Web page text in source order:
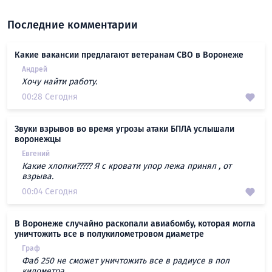
Последние комментарии
Какие вакансии предлагают ветеранам СВО в Воронеже
Андрей
Хочу найти работу.
00:28 Сегодня
Звуки взрывов во время угрозы атаки БПЛА услышали
воронежцы
Евгений
Какие хлопки????? Я с кровати упор лежа принял , от
взрыва.
00:04 Сегодня
В Воронеже случайно раскопали авиабомбу, которая могла
уничтожить все в полукилометровом диаметре
Граф
Фаб 250 не сможет уничтожить все в радиусе в пол